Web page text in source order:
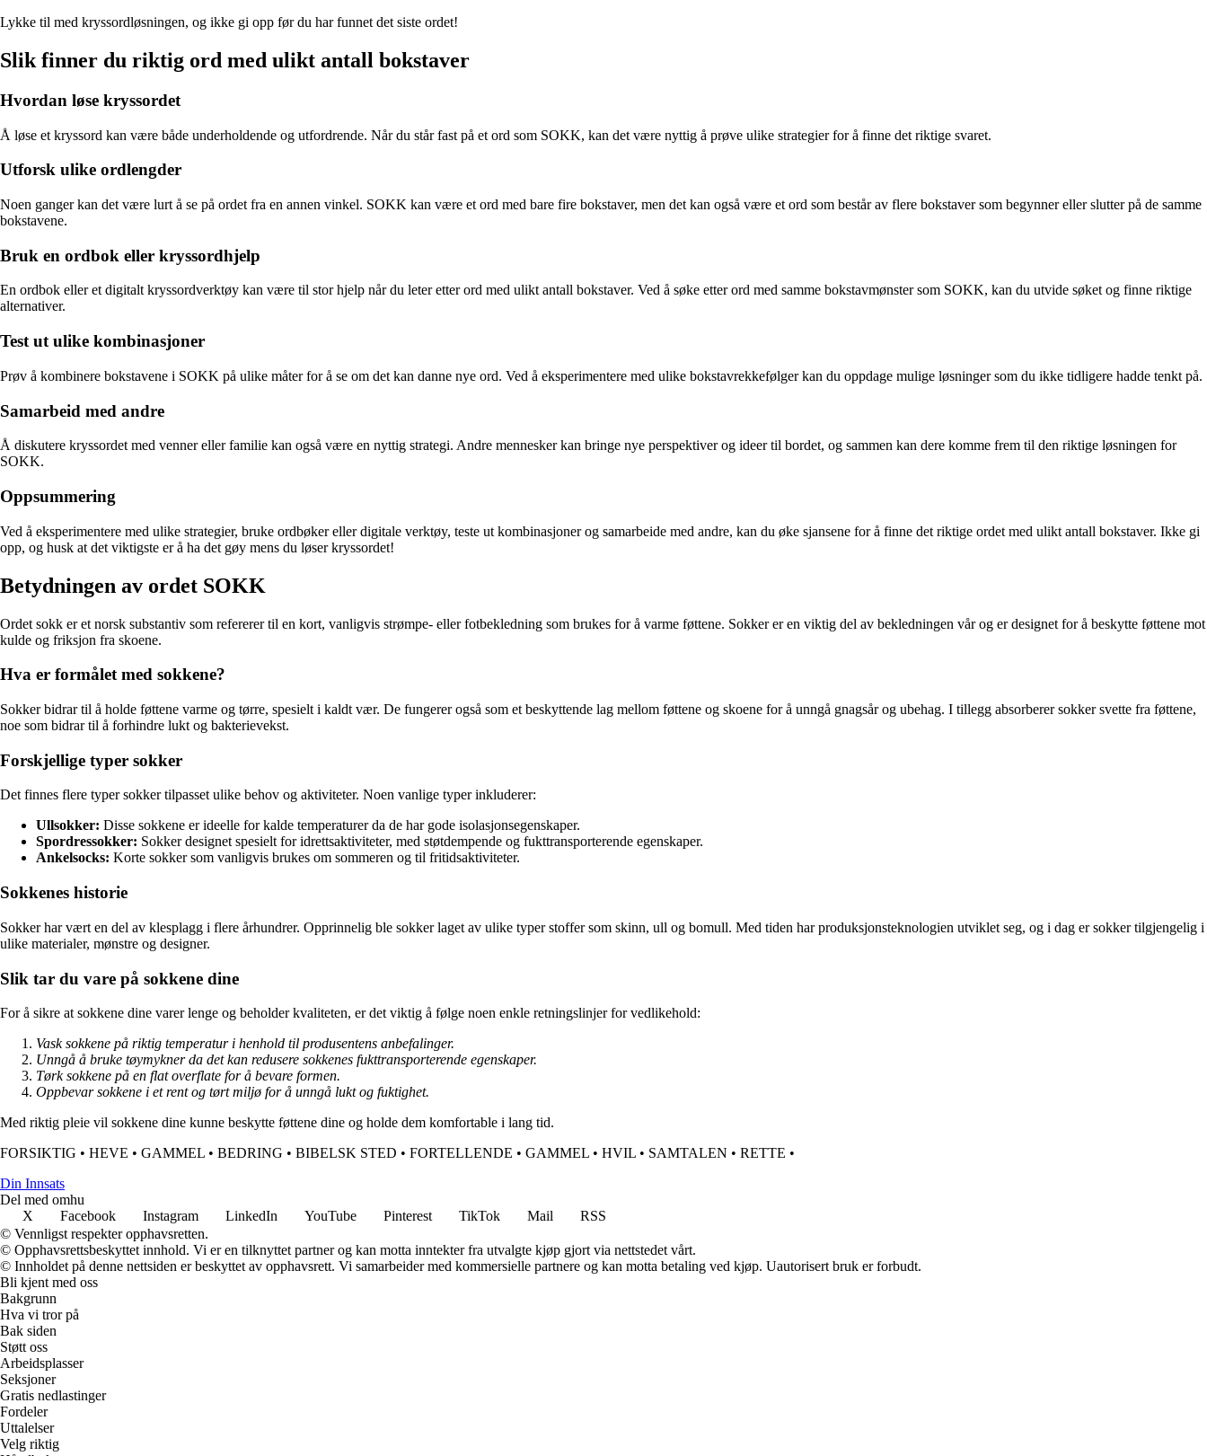
Lykke til med kryssordløsningen, og ikke gi opp før du har funnet det siste ordet!
Slik finner du riktig ord med ulikt antall bokstaver
Hvordan løse kryssordet
Å løse et kryssord kan være både underholdende og utfordrende. Når du står fast på et ord som SOKK, kan det være nyttig å prøve ulike strategier for å finne det riktige svaret.
Utforsk ulike ordlengder
Noen ganger kan det være lurt å se på ordet fra en annen vinkel. SOKK kan være et ord med bare fire bokstaver, men det kan også være et ord som består av flere bokstaver som begynner eller slutter på de samme
bokstavene.
Bruk en ordbok eller kryssordhjelp
En ordbok eller et digitalt kryssordverktøy kan være til stor hjelp når du leter etter ord med ulikt antall bokstaver. Ved å søke etter ord med samme bokstavmønster som SOKK, kan du utvide søket og finne riktige
alternativer.
Test ut ulike kombinasjoner
Prøv å kombinere bokstavene i SOKK på ulike måter for å se om det kan danne nye ord. Ved å eksperimentere med ulike bokstavrekkefølger kan du oppdage mulige løsninger som du ikke tidligere hadde tenkt på.
Samarbeid med andre
Å diskutere kryssordet med venner eller familie kan også være en nyttig strategi. Andre mennesker kan bringe nye perspektiver og ideer til bordet, og sammen kan dere komme frem til den riktige løsningen for
SOKK.
Oppsummering
Ved å eksperimentere med ulike strategier, bruke ordbøker eller digitale verktøy, teste ut kombinasjoner og samarbeide med andre, kan du øke sjansene for å finne det riktige ordet med ulikt antall bokstaver. Ikke gi
opp, og husk at det viktigste er å ha det gøy mens du løser kryssordet!
Betydningen av ordet SOKK
Ordet sokk er et norsk substantiv som refererer til en kort, vanligvis strømpe- eller fotbekledning som brukes for å varme føttene. Sokker er en viktig del av bekledningen vår og er designet for å beskytte føttene mot
kulde og friksjon fra skoene.
Hva er formålet med sokkene?
Sokker bidrar til å holde føttene varme og tørre, spesielt i kaldt vær. De fungerer også som et beskyttende lag mellom føttene og skoene for å unngå gnagsår og ubehag. I tillegg absorberer sokker svette fra føttene,
noe som bidrar til å forhindre lukt og bakterievekst.
Forskjellige typer sokker
Det finnes flere typer sokker tilpasset ulike behov og aktiviteter. Noen vanlige typer inkluderer:
Ullsokker: Disse sokkene er ideelle for kalde temperaturer da de har gode isolasjonsegenskaper.
Spordressokker: Sokker designet spesielt for idrettsaktiviteter, med støtdempende og fukttransporterende egenskaper.
Ankelsocks: Korte sokker som vanligvis brukes om sommeren og til fritidsaktiviteter.
Sokkenes historie
Sokker har vært en del av klesplagg i flere århundrer. Opprinnelig ble sokker laget av ulike typer stoffer som skinn, ull og bomull. Med tiden har produksjonsteknologien utviklet seg, og i dag er sokker tilgjengelig i
ulike materialer, mønstre og designer.
Slik tar du vare på sokkene dine
For å sikre at sokkene dine varer lenge og beholder kvaliteten, er det viktig å følge noen enkle retningslinjer for vedlikehold:
Vask sokkene på riktig temperatur i henhold til produsentens anbefalinger.
Unngå å bruke tøymykner da det kan redusere sokkenes fukttransporterende egenskaper.
Tørk sokkene på en flat overflate for å bevare formen.
Oppbevar sokkene i et rent og tørt miljø for å unngå lukt og fuktighet.
Med riktig pleie vil sokkene dine kunne beskytte føttene dine og holde dem komfortable i lang tid.
FORSIKTIG • HEVE • GAMMEL • BEDRING • BIBELSK STED • FORTELLENDE • GAMMEL • HVIL • SAMTALEN • RETTE •
Din Innsats
Del med omhu
X
Facebook Instagram LinkedIn YouTube Pinterest TikTok Mail
RSS
© Vennligst respekter opphavsretten.
© Opphavsrettsbeskyttet innhold. Vi er en tilknyttet partner og kan motta inntekter fra utvalgte kjøp gjort via nettstedet vårt.
© Innholdet på denne nettsiden er beskyttet av opphavsrett. Vi samarbeider med kommersielle partnere og kan motta betaling ved kjøp. Uautorisert bruk er forbudt.
Bli kjent med oss
Bakgrunn
Hva vi tror på
Bak siden
Støtt oss
Arbeidsplasser
Seksjoner
Gratis nedlastinger
Fordeler
Uttalelser
Velg riktig